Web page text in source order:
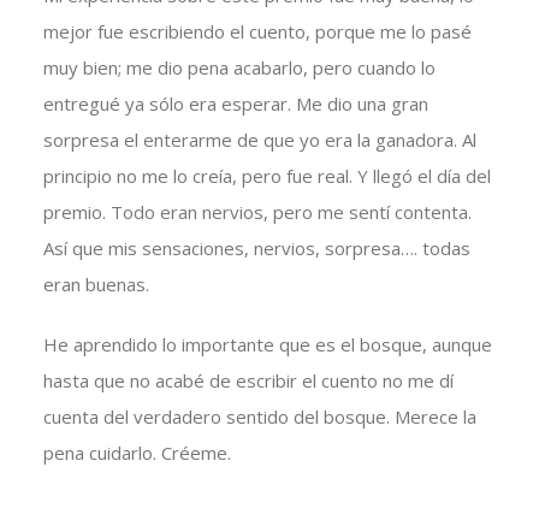
mejor fue escribiendo el cuento, porque me lo pasé
muy bien; me dio pena acabarlo, pero cuando lo
entregué ya sólo era esperar. Me dio una gran
sorpresa el enterarme de que yo era la ganadora. Al
principio no me lo creía, pero fue real. Y llegó el día del
premio. Todo eran nervios, pero me sentí contenta.
Así que mis sensaciones, nervios, sorpresa…. todas
eran buenas.
He aprendido lo importante que es el bosque, aunque
hasta que no acabé de escribir el cuento no me dí
cuenta del verdadero sentido del bosque. Merece la
pena cuidarlo. Créeme.